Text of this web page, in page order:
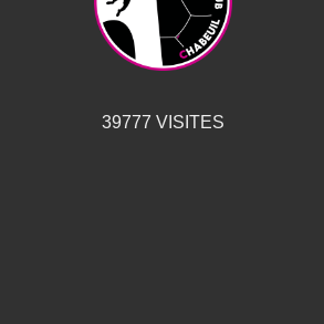
39777 VISITES